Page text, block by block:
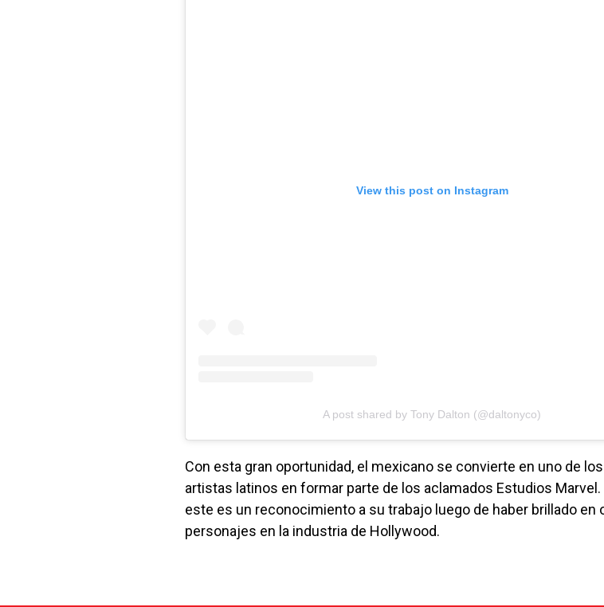
View this post on Instagram
A post shared by Tony Dalton (@daltonyco)
Con esta gran oportunidad, el mexicano se convierte en uno de
artistas latinos en formar parte de los aclamados Estudios Marvel.
este es un reconocimiento a su trabajo luego de haber brillado en
personajes en la industria de Hollywood.